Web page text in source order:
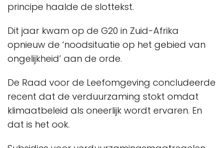
principe haalde de slottekst.
Dit jaar kwam op de G20 in Zuid-Afrika
opnieuw de ‘noodsituatie op het gebied van
ongelijkheid’ aan de orde.
De Raad voor de Leefomgeving concludeerde
recent dat de verduurzaming stokt omdat
klimaatbeleid als oneerlijk wordt ervaren. En
dat is het ook.